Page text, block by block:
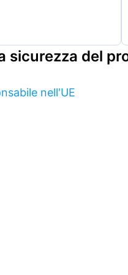
sicurezza del
nell'UE